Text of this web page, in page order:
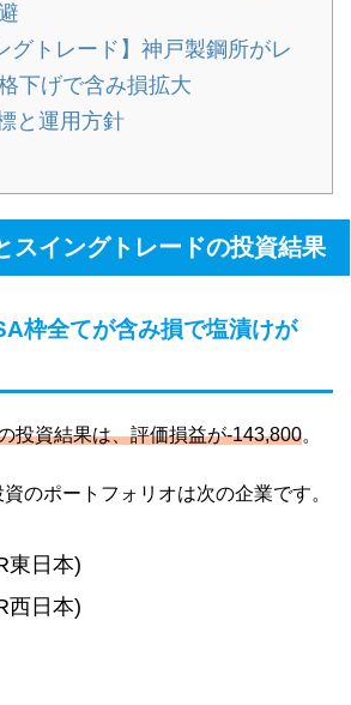
グトレード】神戸製鋼所がレ
下げで含み損拡大
と運用方針
スイングトレードの投資結果
枠全てが含み損で塩漬けが
投資結果は、評価損益が-143,800。
のポートフォリオは次の企業です。
東日本)
西日本)